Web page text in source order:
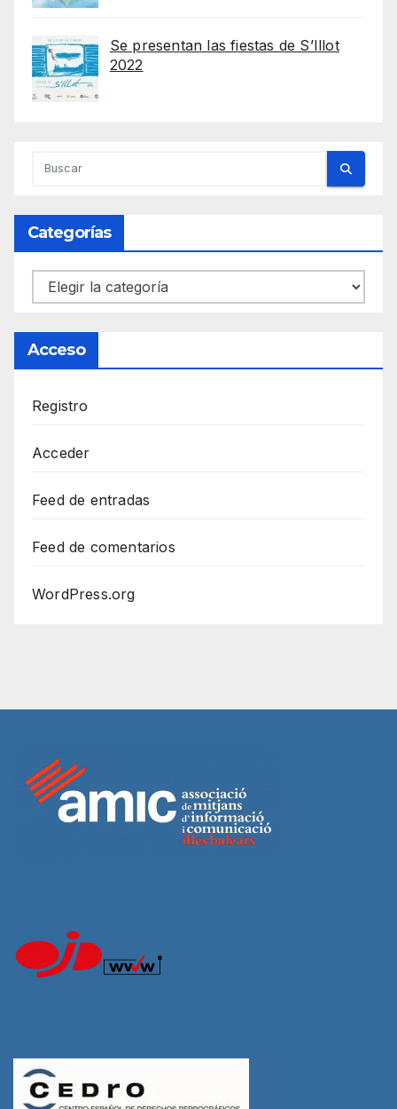
Se presentan las fiestas de S’Illot
2022
Categorías
Categorías
Acceso
Registro
Acceder
Feed de entradas
Feed de comentarios
WordPress.org